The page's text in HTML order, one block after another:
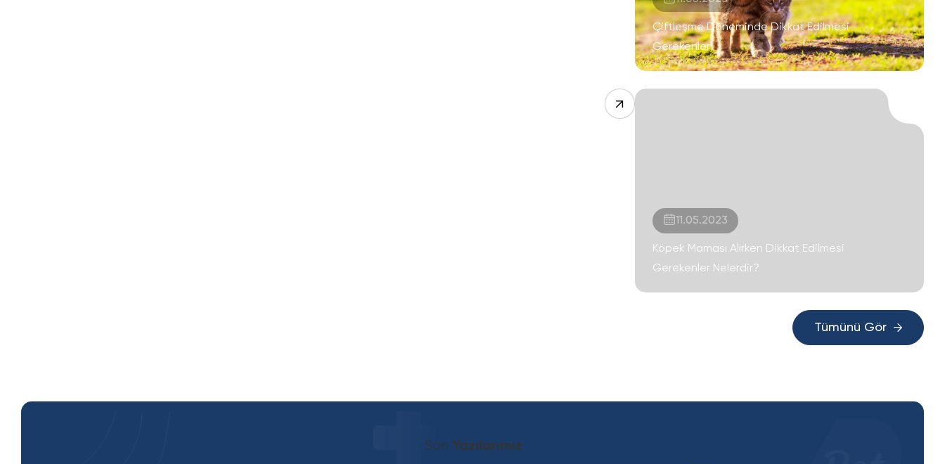
Çiftleşme Döneminde Dikkat Edilmesi
Gerekenler
11.05.2023
Köpek Maması Alırken Dikkat Edilmesi
Gerekenler Nelerdir?
Tümünü Gör
Son Yazılarımız